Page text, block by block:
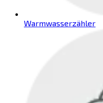
Warmwasserzähler